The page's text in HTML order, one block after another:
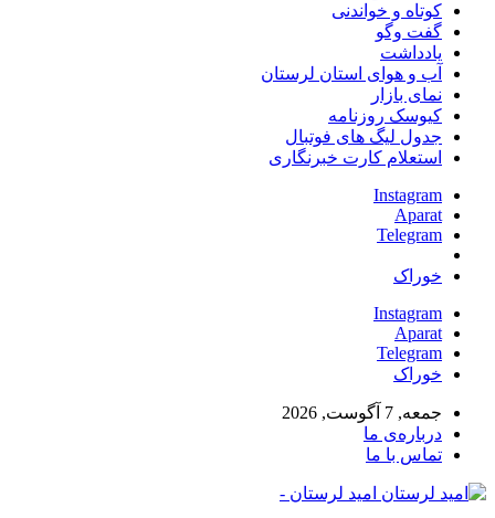
کوتاه و خواندنی
گفت وگو
یادداشت
آب و هوای استان لرستان
نمای بازار
کیوسک روزنامه
جدول لیگ های فوتبال
استعلام کارت خبرنگاری
Instagram
Aparat
Telegram
خوراک
Instagram
Aparat
Telegram
خوراک
جمعه, 7 آگوست, 2026
درباره‌ی ما
تماس با ما
امید لرستان -